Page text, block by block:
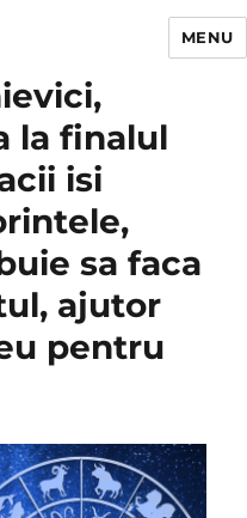
MENU
la finalul
isi
sa faca
ajutor
pentru